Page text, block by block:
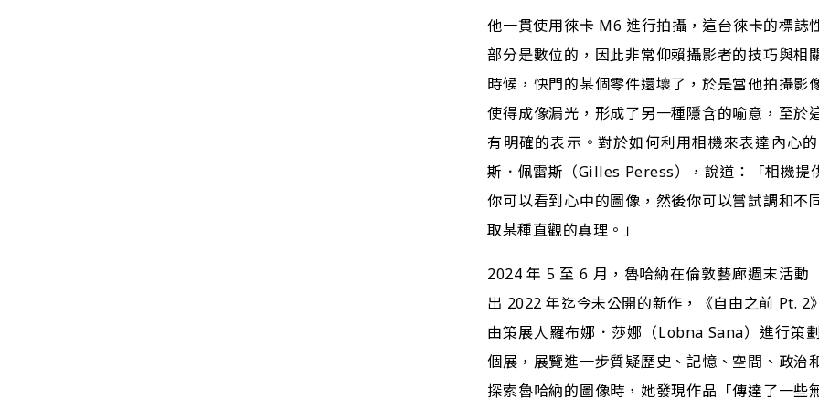
他一貫使用徠卡 M6 進行拍攝，這台徠卡的標誌
部分是數位的，因此非常仰賴攝影者的技巧與相
時候，快門的某個零件還壞了，於是當他拍攝影
使得成像漏光，形成了另一種隱含的喻意，至於
有明確的表示。對於如何利用相機來表達內心
斯．佩雷斯（Gilles Peress），說道：「相機提
你可以看到心中的圖像，然後你可以嘗試調和不
取某種直觀的真理。」
2024 年 5 至 6 月，魯哈納在倫敦藝廊週末活
出 2022 年迄今未公開的新作，《自由之前 Pt.
由策展人羅布娜．莎娜（Lobna Sana）進行策
個展，展覽進一步質疑歷史、記憶、空間、政治
探索魯哈納的圖像時，她發現作品「傳達了一些